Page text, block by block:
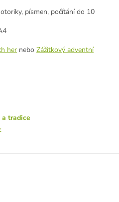
písmen, počítání do 10
her nebo Zážitkový adventní
tradice